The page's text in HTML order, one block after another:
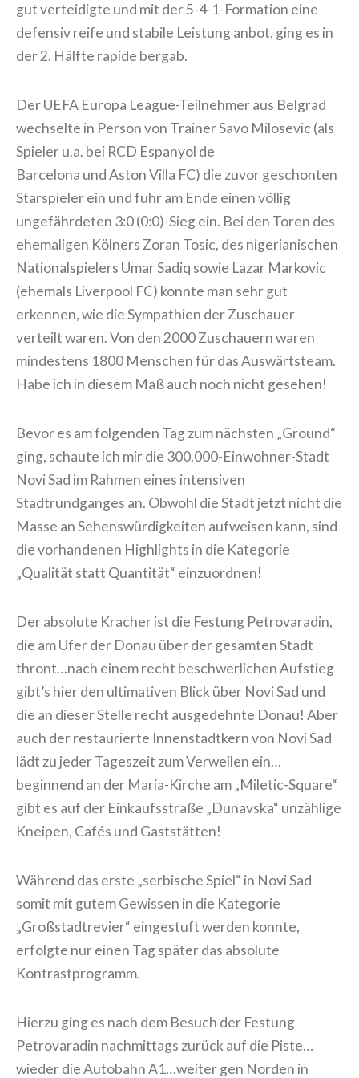
gut verteidigte und mit der 5-4-1-Formation eine
defensiv reife und stabile Leistung anbot, ging es in
der 2. Hälfte rapide bergab.
Der UEFA Europa League-Teilnehmer aus Belgrad
wechselte in Person von Trainer Savo Milosevic (als
Spieler u.a. bei RCD Espanyol de
Barcelona und Aston Villa FC) die zuvor geschonten
Starspieler ein und fuhr am Ende einen völlig
ungefährdeten 3:0 (0:0)-Sieg ein. Bei den Toren des
ehemaligen Kölners Zoran Tosic, des nigerianischen
Nationalspielers Umar Sadiq sowie Lazar Markovic
(ehemals Liverpool FC) konnte man sehr gut
erkennen, wie die Sympathien der Zuschauer
verteilt waren. Von den 2000 Zuschauern waren
mindestens 1800 Menschen für das Auswärtsteam.
Habe ich in diesem Maß auch noch nicht gesehen!
Bevor es am folgenden Tag zum nächsten „Ground“
ging, schaute ich mir die 300.000-Einwohner-Stadt
Novi Sad im Rahmen eines intensiven
Stadtrundganges an. Obwohl die Stadt jetzt nicht die
Masse an Sehenswürdigkeiten aufweisen kann, sind
die vorhandenen Highlights in die Kategorie
„Qualität statt Quantität“ einzuordnen!
Der absolute Kracher ist die Festung Petrovaradin,
die am Ufer der Donau über der gesamten Stadt
thront…nach einem recht beschwerlichen Aufstieg
gibt’s hier den ultimativen Blick über Novi Sad und
die an dieser Stelle recht ausgedehnte Donau! Aber
auch der restaurierte Innenstadtkern von Novi Sad
lädt zu jeder Tageszeit zum Verweilen ein…
beginnend an der Maria-Kirche am „Miletic-Square“
gibt es auf der Einkaufsstraße „Dunavska“ unzählige
Kneipen, Cafés und Gaststätten!
Während das erste „serbische Spiel“ in Novi Sad
somit mit gutem Gewissen in die Kategorie
„Großstadtrevier“ eingestuft werden konnte,
erfolgte nur einen Tag später das absolute
Kontrastprogramm.
Hierzu ging es nach dem Besuch der Festung
Petrovaradin nachmittags zurück auf die Piste…
wieder die Autobahn A1…weiter gen Norden in